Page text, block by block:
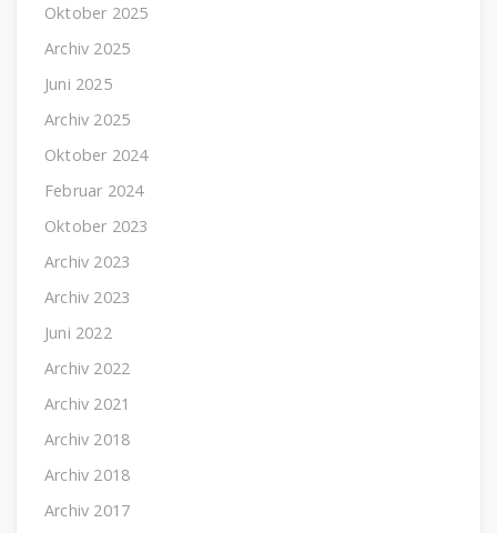
Oktober 2025
Archiv 2025
Juni 2025
Archiv 2025
Oktober 2024
Februar 2024
Oktober 2023
Archiv 2023
Archiv 2023
Juni 2022
Archiv 2022
Archiv 2021
Archiv 2018
Archiv 2018
Archiv 2017